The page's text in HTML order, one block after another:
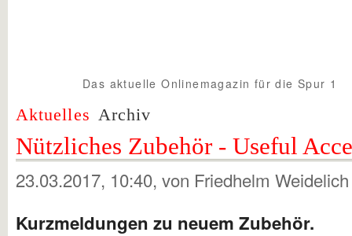
Aktuelles Archiv
Das aktuelle Onlinemagazin für die Spur 1
Spur1info.com
Nützliches Zubehör - Useful
23.03.2017, 10:40, von Friedhelm
Kurzmeldungen zu neuem Zubehör.